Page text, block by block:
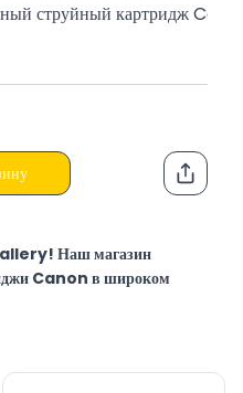
струйный картридж
Наш магазин
Canon в широком
Рустама 15,